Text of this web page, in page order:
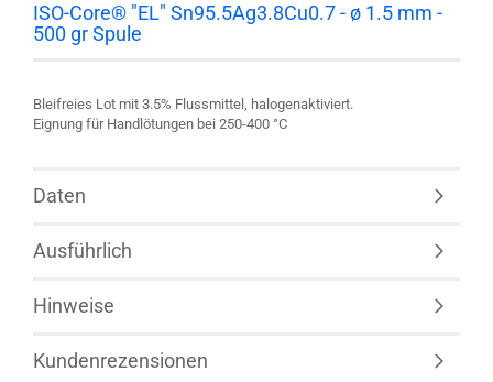
ISO-Core® "EL" Sn95.5Ag3.8Cu0.7 - ø 1.5 mm -
500 gr Spule
Bleifreies Lot mit 3.5% Flussmittel, halogenaktiviert.
Eignung für Handlötungen bei 250-400 °C
Daten
Ausführlich
Hinweise
Kundenrezensionen